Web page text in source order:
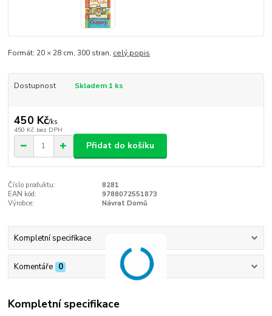
Formát: 20 × 28 cm, 300 stran, celý popis
Dostupnost Skladem 1 ks
450 Kč/ks
450 Kč bez DPH
Přidat do košíku
Číslo produktu:
8281
EAN kód:
9788072551873
Výrobce:
Návrat Domů
Kompletní specifikace
Komentáře 0
Kompletní specifikace